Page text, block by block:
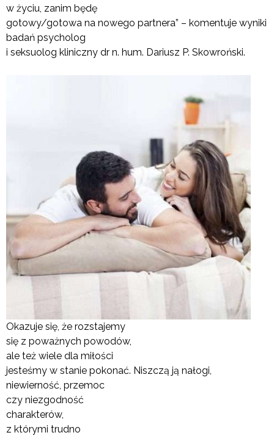
w życiu, zanim będę
gotowy/gotowa na nowego partnera” – komentuje wyniki
badań psycholog
i seksuolog kliniczny dr n. hum. Dariusz P. Skowroński.
Okazuje się, że rozstajemy
się z poważnych powodów,
ale też wiele dla miłości
jesteśmy w stanie pokonać. Niszczą ją nałogi,
niewierność, przemoc
czy niezgodność
charakterów,
z którymi trudno